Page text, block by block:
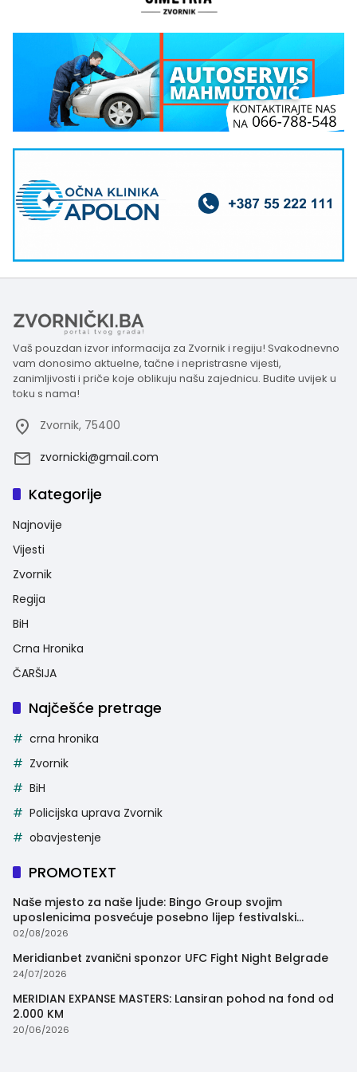
Vaš pouzdan izvor informacija za Zvornik i regiju! Svakodnevno
vam donosimo aktuelne, tačne i nepristrasne vijesti,
zanimljivosti i priče koje oblikuju našu zajednicu. Budite uvijek u
toku s nama!
Zvornik, 75400
zvornicki@gmail.com
Kategorije
Najnovije
Vijesti
Zvornik
Regija
BiH
Crna Hronika
ČARŠIJA
Najčešće pretrage
crna hronika
Zvornik
BiH
Policijska uprava Zvornik
obavjestenje
PROMOTEXT
Naše mjesto za naše ljude: Bingo Group svojim
uposlenicima posvećuje posebno lijep festivalski
trenutak
02/08/2026
Meridianbet zvanični sponzor UFC Fight Night Belgrade
24/07/2026
MERIDIAN EXPANSE MASTERS: Lansiran pohod na fond od
2.000 KM
20/06/2026